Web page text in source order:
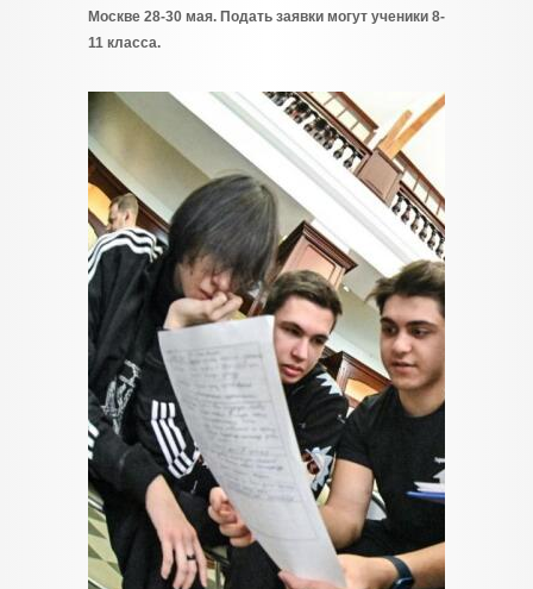
Москве 28-30 мая. Подать заявки могут ученики 8-
11 класса.